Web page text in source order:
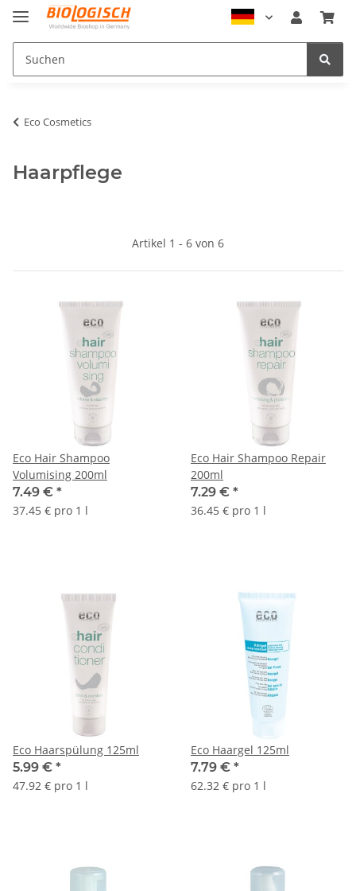
Eco Cosmetics
Haarpflege
Artikel 1 - 6 von 6
Eco Hair Shampoo
Volumising 200ml
7.49 € *
37.45 € pro 1 l
Eco Hair Shampoo Repair
200ml
7.29 € *
36.45 € pro 1 l
Eco Haarspülung 125ml
5.99 € *
47.92 € pro 1 l
Eco Haargel 125ml
7.79 € *
62.32 € pro 1 l